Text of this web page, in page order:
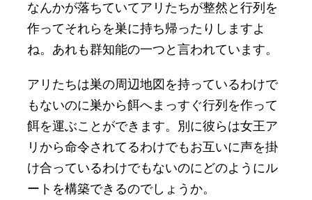
なんかが落ちていてアリたちが整然と行列を
作ってそれらを巣に持ち帰ったりしますよ
ね。あれも群知能の一つと言われています。
アリたちは巣の周辺地図を持っているわけで
もないのに巣から餌へまっすぐ行列を作って
餌を運ぶことができます。別に彼らは女王ア
リから命令されてるわけでもお互いに声を掛
け合っているわけでもないのにどのようにル
ートを構築できるのでしょうか。